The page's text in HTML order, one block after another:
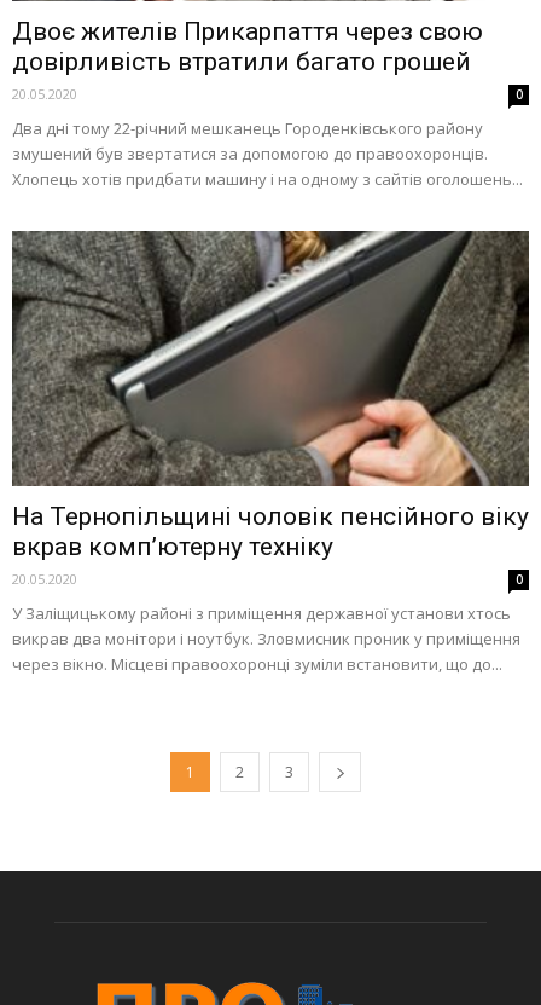
Двоє жителів Прикарпаття через свою
довірливість втратили багато грошей
20.05.2020 0
Два дні тому 22-річний мешканець Городенківського району
змушений був звертатися за допомогою до правоохоронців.
Хлопець хотів придбати машину і на одному з сайтів оголошень...
На Тернопільщині чоловік пенсійного віку
вкрав комп’ютерну техніку
20.05.2020 0
У Заліщицькому районі з приміщення державної установи хтось
викрав два монітори і ноутбук. Зловмисник проник у приміщення
через вікно. Місцеві правоохоронці зуміли встановити, що до...
1 2 3